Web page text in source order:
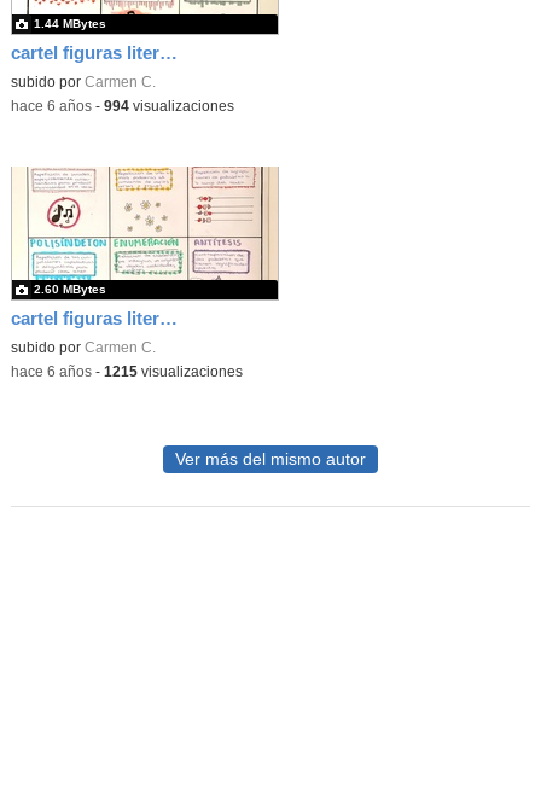
cartel figuras literarias01
subido por Carmen C.
1.44 MBytes
-hace 6 años- 994visualizaciones
cartel figuras literarias00
subido por Carmen C.
2.60 MBytes
-hace 6 años- 1215visualizaciones
Ver más del mismo autor